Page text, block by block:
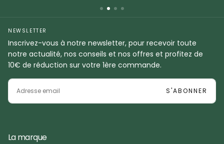
NEWSLETTER
Inscrivez-vous à notre newsletter, pour recevoir toute
notre actualité, nos conseils et nos offres et profitez de
10€ de réduction sur votre 1ère commande.
EMAIL
S'ABONNER
La marque